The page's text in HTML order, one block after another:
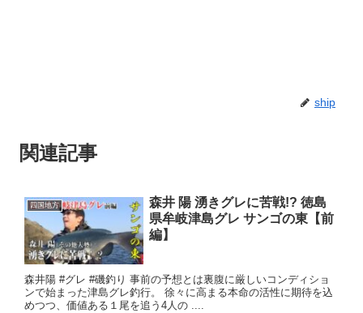
ship
関連記事
四国地方
森井 陽 湧きグレに苦戦!? 徳島
県牟岐津島グレ サンゴの東【前
編】
森井陽 #グレ #磯釣り 事前の予想とは裏腹に厳しいコンディショ
ンで始まった津島グレ釣行。 徐々に高まる本命の活性に期待を込
めつつ、価値ある１尾を追う4人の ....